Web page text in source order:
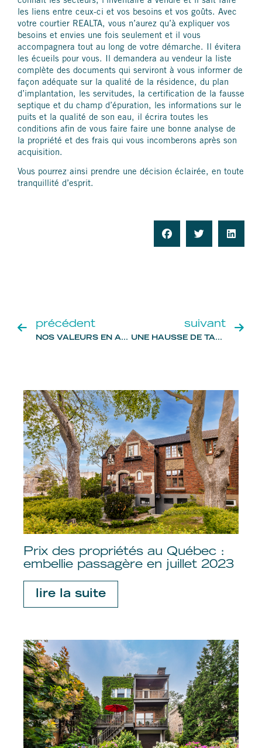
les liens entre ceux-ci et vos besoins et vos goûts. Avec
votre courtier REALTA, vous n’aurez qu’à expliquer vos
besoins et envies une fois seulement et il vous
accompagnera tout au long de votre démarche. Il évitera
les écueils pour vous. Il demandera au vendeur la liste
complète des documents qui serviront à vous informer de
façon adéquate sur la qualité de la résidence, du plan
d’implantation, les servitudes, la certification de la fausse
septique et du champ d’épuration, les informations sur le
puits et la qualité de son eau, il écrira toutes les
conditions afin de vous faire faire une bonne analyse de
la propriété et des frais qui vous incomberons après son
acquisition.
Vous pourrez ainsi prendre une décision éclairée, en toute
tranquillité d’esprit.
précédent
NOS VALEURS EN ACTION !
suivant
UNE HAUSSE DE TAUX INÉVITABLE EN 2022 : VENDRE MAINTENANT OU PLUS TARD?
Prix des propriétés au Québec :
embellie passagère en juillet 2023
lire la suite